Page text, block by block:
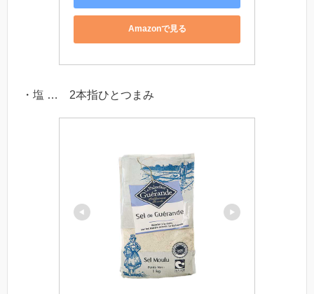
Amazonで見る
・塩 … 2本指ひとつまみ